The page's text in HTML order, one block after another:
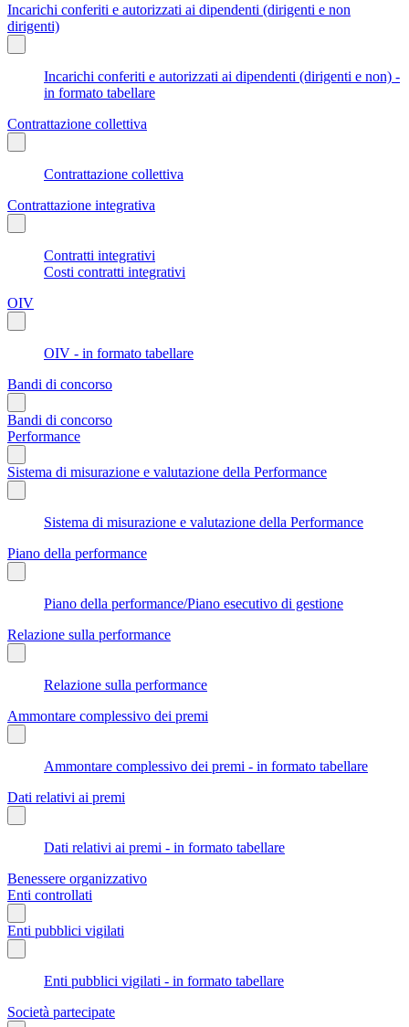
Incarichi conferiti e autorizzati ai dipendenti (dirigenti e non
dirigenti)
Incarichi conferiti e autorizzati ai dipendenti (dirigenti e non) -
in formato tabellare
Contrattazione collettiva
Contrattazione collettiva
Contrattazione integrativa
Contratti integrativi
Costi contratti integrativi
OIV
OIV - in formato tabellare
Bandi di concorso
Bandi di concorso
Performance
Sistema di misurazione e valutazione della Performance
Sistema di misurazione e valutazione della Performance
Piano della performance
Piano della performance/Piano esecutivo di gestione
Relazione sulla performance
Relazione sulla performance
Ammontare complessivo dei premi
Ammontare complessivo dei premi - in formato tabellare
Dati relativi ai premi
Dati relativi ai premi - in formato tabellare
Benessere organizzativo
Enti controllati
Enti pubblici vigilati
Enti pubblici vigilati - in formato tabellare
Società partecipate